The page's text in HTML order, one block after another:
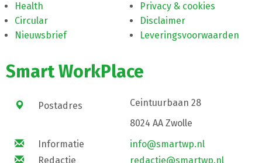
Health
Circular
Nieuwsbrief
Privacy & cookies
Disclaimer
Leveringsvoorwaarden
Smart WorkPlace
Postadres
Ceintuurbaan 28
8024 AA Zwolle
Informatie
info@smartwp.nl
Redactie
redactie@smartwp.nl